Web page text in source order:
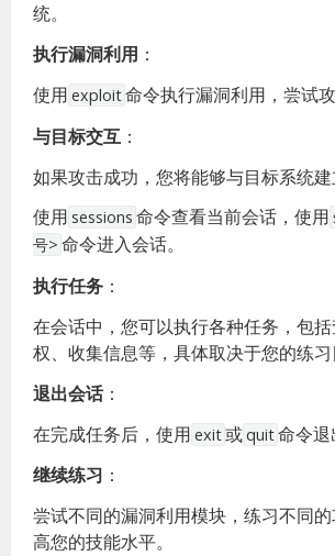
统。
执行漏洞利用 ：
使用 exploit命令执行漏洞利用，尝试攻
与目标交互 ：
如果攻击成功，您将能够与目标系统建
使用 sessions 命令查看当前会话，使用
号> 命令进入会话。
执行任务 ：
在会话中，您可以执行各种任务，包
权、收集信息等，具体取决于您的练习
退出会话：
在完成任务后，使用 exit或quit命令退
继续练习 ：
尝试不同的漏洞利用模块，练习不同
高您的技能水平。